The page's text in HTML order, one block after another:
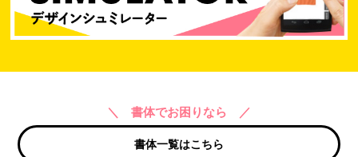
＼ 書体でお困りなら ／
書体一覧はこちら